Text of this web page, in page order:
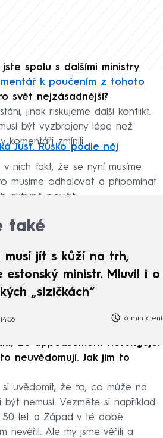
spolu s dalšími ministry
k poučením z tohoto
svět nejzásadnější?
jinak riskujeme další konflikt.
být vyzbrojeny lépe než
komentáři zmínili.
Just. Rusko podle něj
v nich fakt, že se nyní musíme
musíme odhalovat a připomínat
aktivně poučit.
také
musí jít s kůží na trh,
estonský ministr. Mluvil i o
„slzičkách“
6 min čtení
že appeasement nefunguje.
neuvědomují. Jak jim to
si uvědomit, že to, co může na
nemusí. Vezměte si například
50 let a Západ v té době
nevěřil. Ale my jsme věřili a